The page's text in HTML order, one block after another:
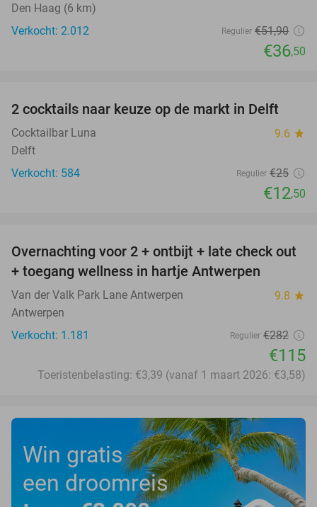
Den Haag (6 km)
Verkocht: 2.012
Regulier €51,90
€36,50
50%
2 cocktails naar keuze op de markt in Delft
Cocktailbar Luna 9.6 star
Delft
Verkocht: 584
Regulier €25
€12,50
59%
Overnachting voor 2 + ontbijt + late check out
+ toegang wellness in hartje Antwerpen
Van der Valk Park Lane Antwerpen 9.8 star
Antwerpen
Verkocht: 1.181
Regulier €282
€115
Toeristenbelasting: €3,39 (vanaf 1 maart 2026: €3,58)
Win gratis
een droomreis